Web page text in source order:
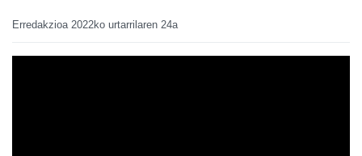
Erredakzioa 2022ko urtarrilaren 24a